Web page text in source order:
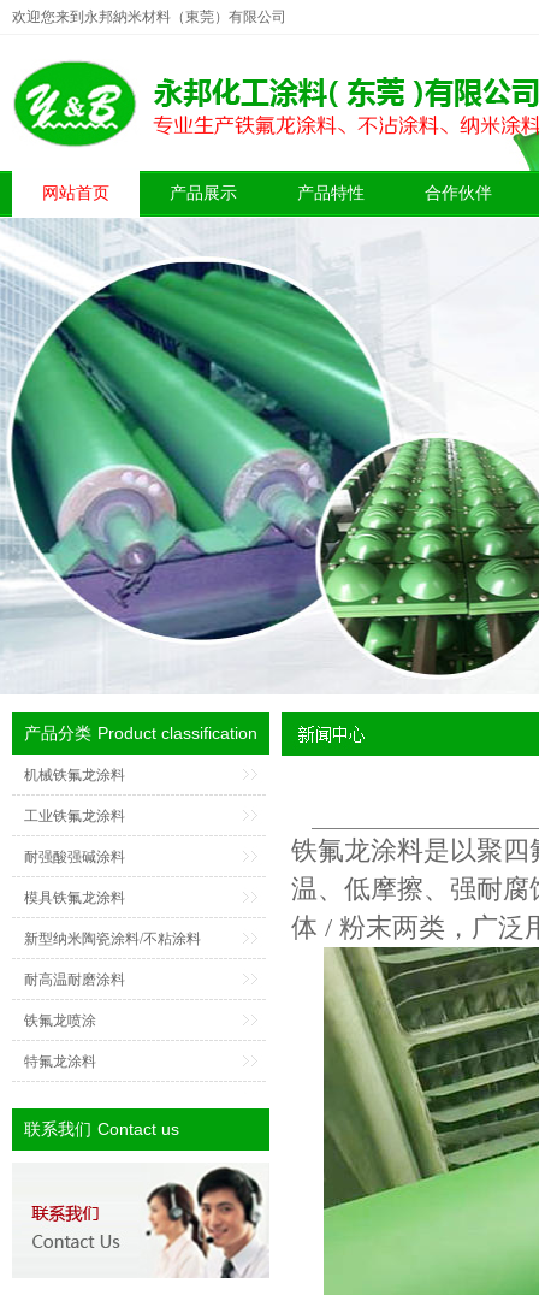
欢迎您来到永邦納米材料（東莞）有限公司
网站首页 产品展示 产品特性 合作伙伴
产品分类 Product classification
机械铁氟龙涂料
工业铁氟龙涂料
耐强酸强碱涂料
模具铁氟龙涂料
新型纳米陶瓷涂料/不粘涂料
耐高温耐磨涂料
铁氟龙喷涂
特氟龙涂料
联系我们 Contact us
铁氟龙涂料是以聚四
温、低摩擦、强耐
体 / 粉末两类，广泛